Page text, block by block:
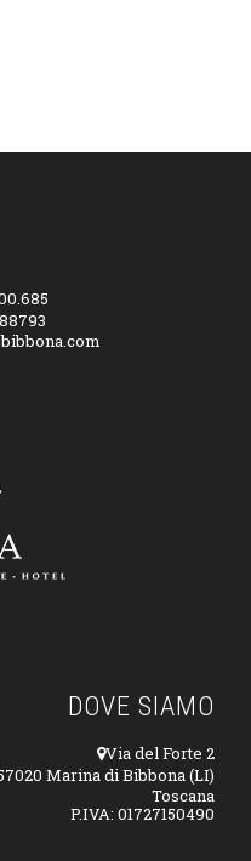
DOVE SIAMO
Via del Forte 2
Marina di Bibbona (LI)
Toscana
P.IVA: 01727150490